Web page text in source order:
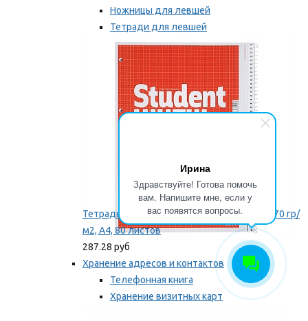
Ирина
Здравствуйте! Готова помочь
вам. Напишите мне, если у
вас появятся вопросы.
Ножницы для левшей
Тетради для левшей
Точилки для левшей
Мы рекомендуем
Тетрадь для левши Brunnen, на пружине, 70 гр/
м2, А4, 80 листов
287.28 руб
Хранение адресов и контактов
Телефонная книга
Хранение визитных карт